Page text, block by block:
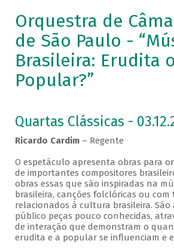
Orquestra de
de São Paulo -
Brasileira: Erudita
Popular?”
Quartas Clássicas -
Ricardo Cardim – Regente
O espetáculo apresenta obras para
de importantes compositores
obras essas que são inspiradas na
brasileira, canções folclóricas ou com
relacionados à cultura brasileira. São
público peças pouco conhecidas,
de interação que demonstram o
erudita e a popular se influenciam e